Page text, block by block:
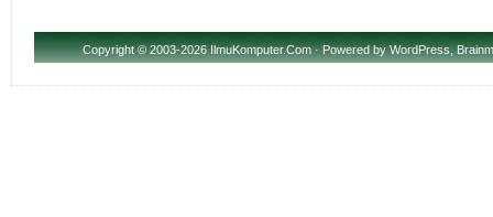
Copyright© 2003-2026 IlmuKomputer.Com · Powered byWordPress,